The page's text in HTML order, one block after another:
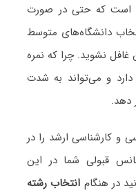
است که حتی در صورت
دانشگاه‌های متوسط
نشوید. چرا که نمره
و می‌تواند به شدت
دهد.
و کارشناسی ارشد را در
شانس قبولی شما در این
در هنگام انتخاب رشته